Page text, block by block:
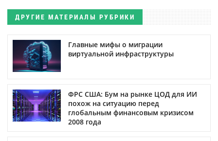
ДРУГИЕ МАТЕРИАЛЫ РУБРИКИ
Главные мифы о миграции
виртуальной инфраструктуры
ФРС США: Бум на рынке ЦОД для ИИ
похож на ситуацию перед
глобальным финансовым кризисом
2008 года